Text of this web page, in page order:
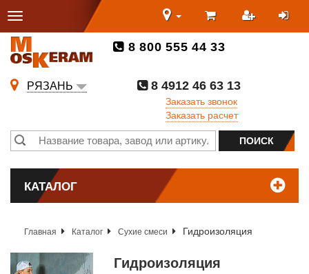
8 800 555 44 33
РЯЗАНЬ
8 4912 46 63 13
Заказать звонок
Заказать расчет
КАТАЛОГ
Главная Каталог Сухие смеси Гидроизоляция
Гидроизоляция